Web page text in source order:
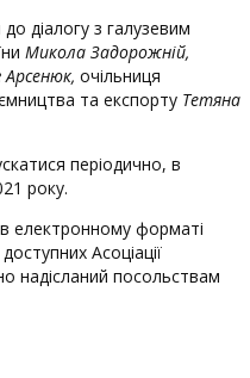
діалогу з галузевим
Микола Задорожній,
очільниця
та експорту Тетяна
періодично, в
року.
електронному форматі
Асоціації
надісланий посольствам